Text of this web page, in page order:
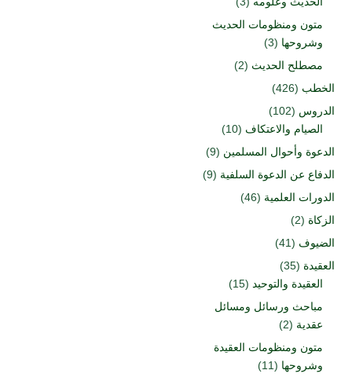
متون ومنظومات الحديث
وشروحها (3)
مصطلح الحديث (2)
الخطب (426)
الدروس (102)
الصيام والاعتكاف (10)
الدعوة وأحوال المسلمين (9)
الدفاع عن الدعوة السلفية (9)
الدورات العلمية (46)
الزكاة (2)
الضيوف (41)
العقيدة (35)
العقيدة والتوحيد (15)
مباحث ورسائل ومسائل
عقدية (2)
متون ومنظومات العقيدة
وشروحها (11)